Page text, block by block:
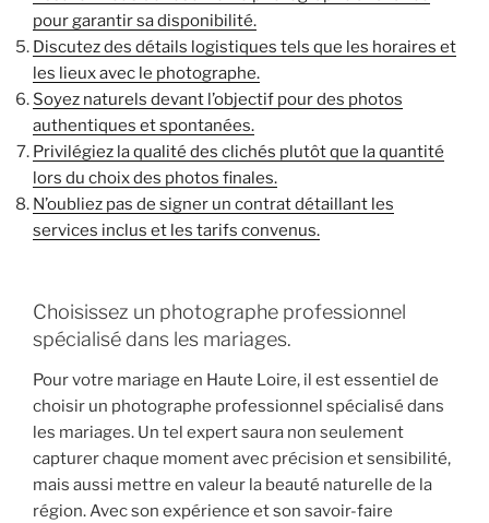
pour garantir sa disponibilité.
Discutez des détails logistiques tels que les horaires et
les lieux avec le photographe.
Soyez naturels devant l’objectif pour des photos
authentiques et spontanées.
Privilégiez la qualité des clichés plutôt que la quantité
lors du choix des photos finales.
N’oubliez pas de signer un contrat détaillant les
services inclus et les tarifs convenus.
Choisissez un photographe professionnel
spécialisé dans les mariages.
Pour votre mariage en Haute Loire, il est essentiel de
choisir un photographe professionnel spécialisé dans
les mariages. Un tel expert saura non seulement
capturer chaque moment avec précision et sensibilité,
mais aussi mettre en valeur la beauté naturelle de la
région. Avec son expérience et son savoir-faire